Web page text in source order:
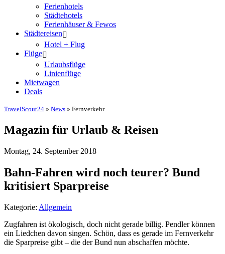
Ferienhotels
Städtehotels
Ferienhäuser & Fewos
Städtereisen
Hotel + Flug
Flüge
Urlaubsflüge
Linienflüge
Mietwagen
Deals
TravelScout24 » News » Fernverkehr
Magazin für Urlaub & Reisen
Montag, 24. September 2018
Bahn-Fahren wird noch teurer? Bund
kritisiert Sparpreise
Kategorie: Allgemein
Zugfahren ist ökologisch, doch nicht gerade billig. Pendler können
ein Liedchen davon singen. Schön, dass es gerade im Fernverkehr
die Sparpreise gibt – die der Bund nun abschaffen möchte.